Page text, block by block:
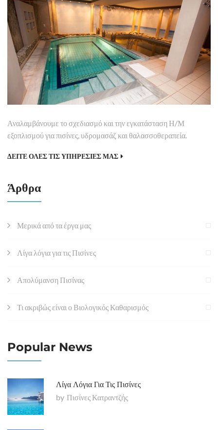
Αναλαμβάνουμε το σχεδιασμό και την εγκατάσταση Η/Μ
εξοπλισμού για πισίνες, υδρομασάζ και θαλασσοθεραπεία.
ΔΕΙΤΕ ΟΛΕΣ ΤΙΣ ΥΠΗΡΕΣΙΕΣ ΜΑΣ
Άρθρα
Μερικά από τα έργα μας
Λίγα λόγια για τις Πισίνες
Απολύμανση Πισίνας
Τι ακριβώς είναι ο Βιολογικός Καθαρισμός
Popular News
Λίγα Λόγια Για Τις Πισίνες
by Πισίνες Κατραντζής